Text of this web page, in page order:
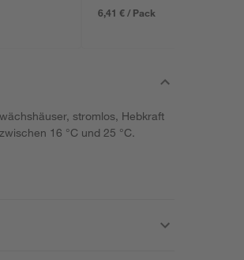
6,41 € / Pack
stromlos, Hebkraft
16 °C und 25 °C.